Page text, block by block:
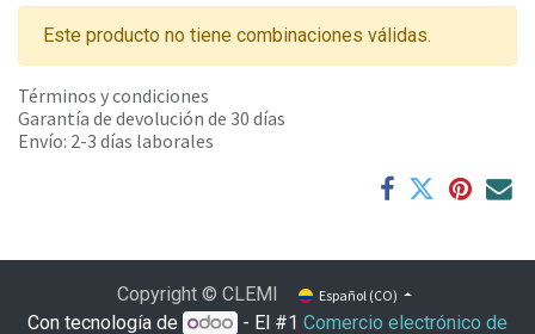
Este producto no tiene combinaciones válidas.
Términos y condiciones
Garantía de devolución de 30 días
Envío: 2-3 días laborales
Copyright © CLEMI Español (CO)
Con tecnología de - El #1Comercio electrónico de